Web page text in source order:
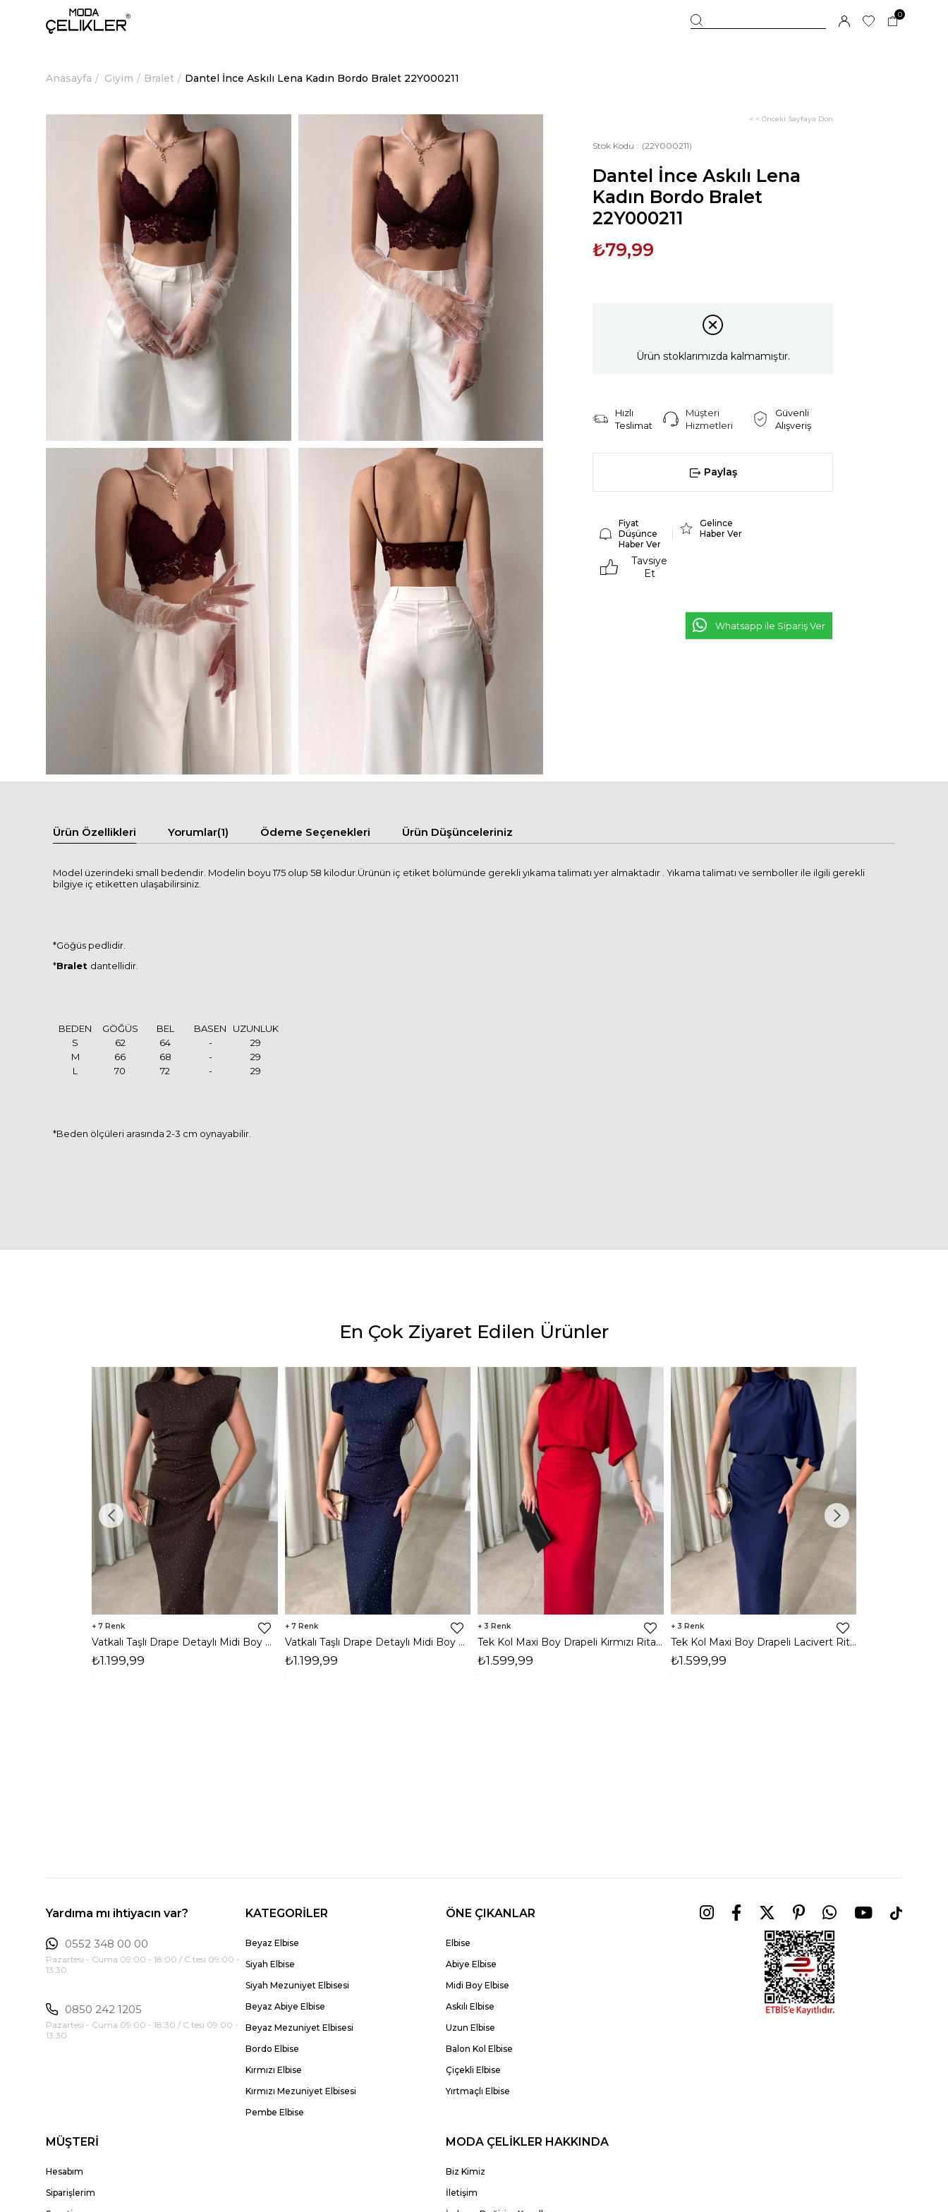
0
Anasayfa Giyim Bralet Dantel İnce Askılı Lena Kadın Bordo Bralet 22Y000211
< < Önceki Sayfaya Dön
Stok Kodu (22Y000211)
Dantel İnce Askılı Lena
Kadın Bordo Bralet
22Y000211
₺79,99
Ürün stoklarımızda kalmamıştır.
Hızlı
Teslimat
Müşteri
Hizmetleri
Güvenli
Alışveriş
Paylaş
Fiyat
Düşünce
Haber Ver
Gelince
Haber Ver
Tavsiye
Et
Whatsapp ile Sipariş Ver
Ürün Özellikleri Yorumlar(1) Ödeme Seçenekleri Ürün Düşünceleriniz
Model üzerindeki small bedendir. Modelin boyu 175 olup 58 kilodur.Ürünün iç etiket bölümünde gerekli yıkama talimatı yer almaktadır . Yıkama talimatı ve semboller ile ilgili gerekli
bilgiye iç etiketten ulaşabilirsiniz.
*Göğüs pedlidir.
*Bralet dantellidir.
BEDEN GÖĞÜS BEL BASEN
UZUNLUK
S
62 64 -
29
M
66 68 -
29
L
70 72 - 29
*Beden ölçüleri arasında 2-3 cm oynayabilir.
En Çok Ziyaret Edilen Ürünler
7
Vatkalı Taşlı Drape Detaylı Midi Boy Kahverengi Jesep Kadın Elbise 26Y282
₺1.199,99
7
Vatkalı Taşlı Drape Detaylı Midi Boy Lacivert Jesep Kadın Elbise 26Y282
₺1.199,99
3
Tek Kol Maxi Boy Drapeli Kırmızı Rita Kadın Elbise 26Y473
₺1.599,99
3
Tek Kol Maxi Boy Drapeli Lacivert Rita Kadın Elbise 26Y473
₺1.599,99
Yardıma mı ihtiyacın var?
0552 348 00 00
Pazartesi - Cuma 09:00 - 18:00 / C.tesi 09:00 -
13:30
0850 242 1205
Pazartesi - Cuma 09:00 - 18:30 / C.tesi 09:00 -
13:30
KATEGORİLER
Beyaz Elbise
Siyah Elbise
Siyah Mezuniyet Elbisesi
Beyaz Abiye Elbise
Beyaz Mezuniyet Elbisesi
Bordo Elbise
Kırmızı Elbise
Kırmızı Mezuniyet Elbisesi
Pembe Elbise
ÖNE ÇIKANLAR
Elbise
Abiye Elbise
Midi Boy Elbise
Askılı Elbise
Uzun Elbise
Balon Kol Elbise
Çiçekli Elbise
Yırtmaçlı Elbise
MÜŞTERİ
Hesabım
Siparişlerim
MODA ÇELİKLER HAKKINDA
Biz Kimiz
İletişim